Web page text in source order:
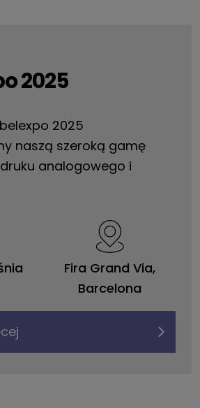
2025
2025
naszą szeroką gamę
analogowego i
Fira Grand Via,
Barcelona